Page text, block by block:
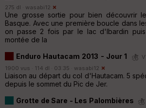
275 dl · wasabi12
Une grosse sortie pour bien découvrir
Basque. Avec une première boucle dans
on passe 2 fois par le lac d'Ibardin
montée de la
Enduro Hautacam 2013 - Jour 1
1900 vus · 114 dl · 03:35 · wasabi12
Liaison au départ du col d'Hautacam. 5
depuis le sommet du Pic de Jer.
Grotte de Sare - Les Palombières